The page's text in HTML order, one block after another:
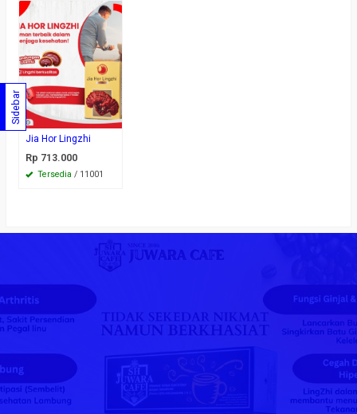
Jia Hor Lingzhi
Rp 713.000
Tersedia / 11001
Sidebar